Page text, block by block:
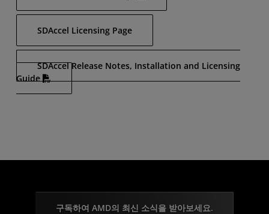
SDAccel Licensing Page
SDAccel Release Notes, Installation and Licensing
Guide
구독하여 AMD의 최신 소식을 받아보세요.